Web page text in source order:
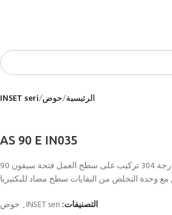
الرئيسية حوض INSET seri
AS 90 E IN035
الفولاذ المقاوم للصدأ من الدرجة 304 تركيب على سطح العمل فتحة سيفون 90
وحدة التخلص من النفايات سطح مضاد للبكتيريا
التصنيفات:INSET seri
, حوض